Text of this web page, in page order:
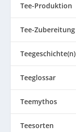
Tee-Produktion
Tee-Zubereitung
Teegeschichte(n)
Teeglossar
Teemythos
Teesorten